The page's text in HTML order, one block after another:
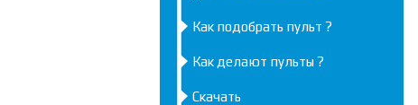
Как подобрать пульт ?
Как делают пульты ?
Скачать